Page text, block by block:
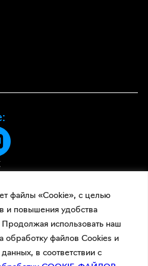
файлы «Cookie», с целью
и повышения удобства
использовать наш
обработку файлов Cookies и
в соответствии с